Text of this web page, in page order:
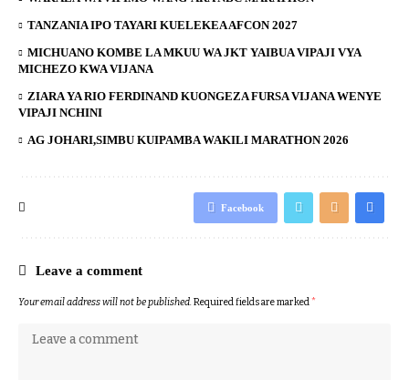
TANZANIA IPO TAYARI KUELEKEA AFCON 2027
MICHUANO KOMBE LA MKUU WA JKT YAIBUA VIPAJI VYA
MICHEZO KWA VIJANA
ZIARA YA RIO FERDINAND KUONGEZA FURSA VIJANA WENYE
VIPAJI NCHINI
AG JOHARI,SIMBU KUIPAMBA WAKILI MARATHON 2026
Facebook
Leave a comment
Your email address will not be published.Required fields are marked*